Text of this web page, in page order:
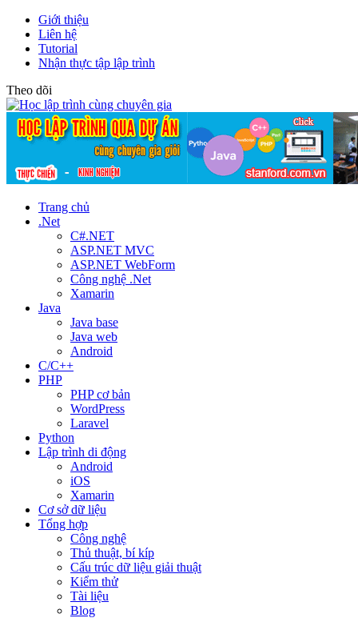
Giới thiệu
Liên hệ
Tutorial
Nhận thực tập lập trình
Theo dõi
Trang chủ
.Net
C#.NET
ASP.NET MVC
ASP.NET WebForm
Công nghệ .Net
Xamarin
Java
Java base
Java web
Android
C/C++
PHP
PHP cơ bản
WordPress
Laravel
Python
Lập trình di động
Android
iOS
Xamarin
Cơ sở dữ liệu
Tổng hợp
Công nghệ
Thủ thuật, bí kíp
Cấu trúc dữ liệu giải thuật
Kiểm thử
Tài liệu
Blog